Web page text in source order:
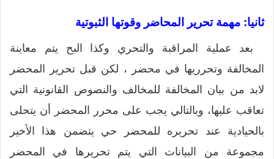
ثانيا: مهمة تحرير المحاضر وقوتها الثبوتية
بعد عملية المراقبة والتحري وكذا البح يتم معاينة
المخالفة وتحرريها في محضر ، لكن قبل تحرير المحضر
لابد من بيان المخالفة للمخالف والنصوص القانونية التي
تعاقب عليها، وبالتالي يجب على محرر المحضر أن يتحلى
بالحيادية عند تحريره للمحضر حي يتضمن هذا الأخير
مجموعة من البيانات التي يتم تحريرها في المحضر